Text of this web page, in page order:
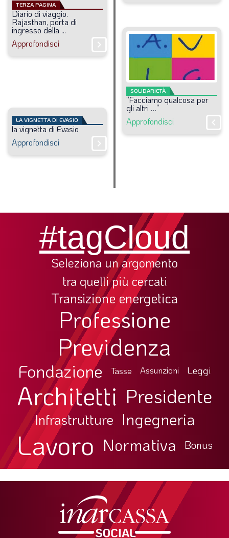
TERZA PAGINA
Diariodiviaggio.
Rajasthan, porta di
ingresso della ...
Approfondisci
chevron_right
SOLIDARIETÀ
“Facciamoqualcosaper
gli altri …”
Approfondisci
chevron_right
LA VIGNETTA DI EVASIO
lavignettadiEvasio
Approfondisci
chevron_right
#tagCloud
Seleziona un argomento
tra quelli più cercati
Transizione energetica
Professione
Previdenza
Fondazione Tasse Assunzioni Leggi
Architetti Presidente
Infrastrutture Ingegneria
Lavoro Normativa Bonus